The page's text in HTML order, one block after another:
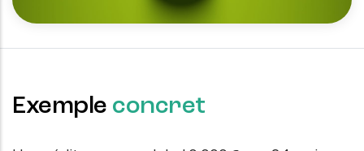
Exemple concret